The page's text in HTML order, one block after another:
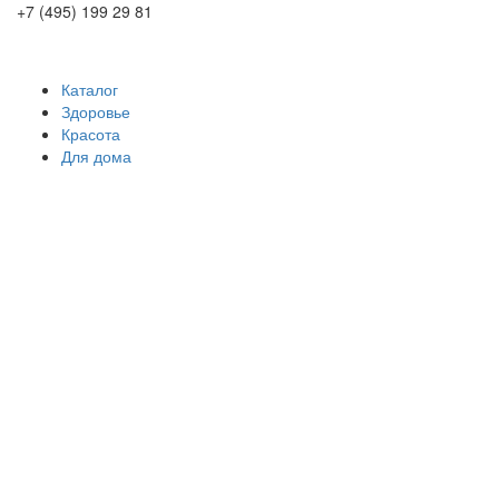
+7 (495) 199 29 81
Каталог
Здоровье
Красота
Для дома